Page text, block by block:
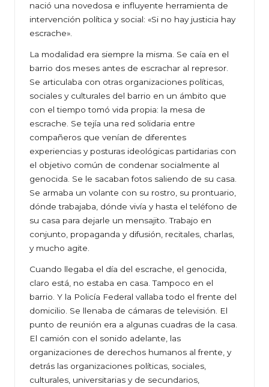
nació una novedosa e influyente herramienta de
intervención política y social: «Si no hay justicia hay
escrache».
La modalidad era siempre la misma. Se caía en el
barrio dos meses antes de escrachar al represor.
Se articulaba con otras organizaciones políticas,
sociales y culturales del barrio en un ámbito que
con el tiempo tomó vida propia: la mesa de
escrache. Se tejía una red solidaria entre
compañeros que venían de diferentes
experiencias y posturas ideológicas partidarias con
el objetivo común de condenar socialmente al
genocida. Se le sacaban fotos saliendo de su casa.
Se armaba un volante con su rostro, su prontuario,
dónde trabajaba, dónde vivía y hasta el teléfono de
su casa para dejarle un mensajito. Trabajo en
conjunto, propaganda y difusión, recitales, charlas,
y mucho agite.
Cuando llegaba el día del escrache, el genocida,
claro está, no estaba en casa. Tampoco en el
barrio. Y la Policía Federal vallaba todo el frente del
domicilio. Se llenaba de cámaras de televisión. El
punto de reunión era a algunas cuadras de la casa.
El camión con el sonido adelante, las
organizaciones de derechos humanos al frente, y
detrás las organizaciones políticas, sociales,
culturales, universitarias y de secundarios,